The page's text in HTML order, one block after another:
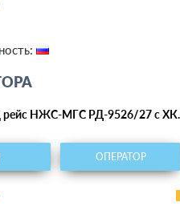
НЖС-МГС РД-9526/27 с ХК.
ОПЕРАТОР